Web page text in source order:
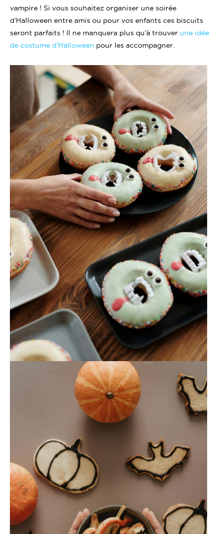
vampire ! Si vous souhaitez organiser une soirée
d’Halloween entre amis ou pour vos enfants ces biscuits
seront parfaits ! Il ne manquera plus qu’à trouver une idée
de costume d’Halloween pour les accompagner.